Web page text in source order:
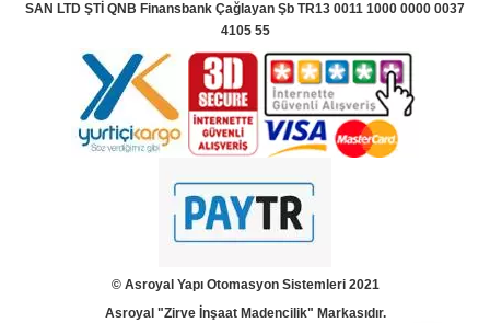
SAN LTD ŞTİ QNB Finansbank Çağlayan Şb TR13 0011 1000 0000 0037
4105 55
© Asroyal Yapı Otomasyon Sistemleri 2021
Asroyal "Zirve İnşaat Madencilik" Markasıdır.